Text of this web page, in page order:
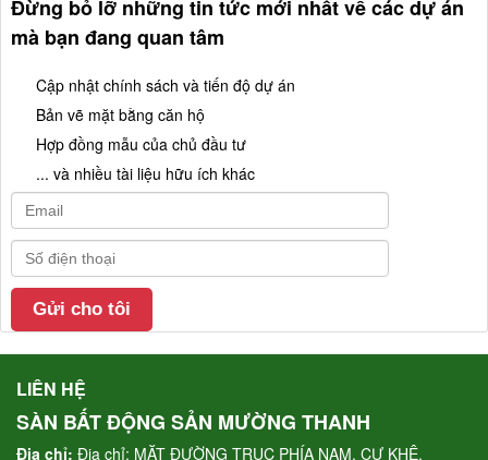
Đừng bỏ lỡ những tin tức mới nhất về các dự án
mà bạn đang quan tâm
Cập nhật chính sách và tiến độ dự án
Bản vẽ mặt bằng căn hộ
Hợp đồng mẫu của chủ đầu tư
... và nhiều tài liệu hữu ích khác
LIÊN HỆ
SÀN BẤT ĐỘNG SẢN MƯỜNG THANH
Địa chỉ: Địa chỉ: MẶT ĐƯỜNG TRỤC PHÍA NAM, CỰ KHÊ,